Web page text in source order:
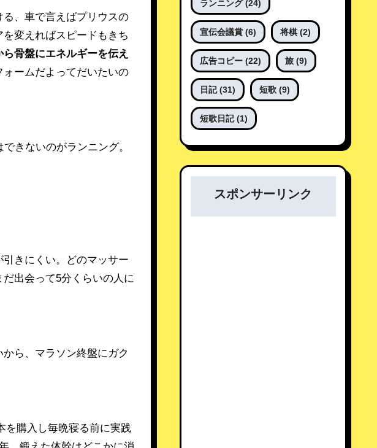
、車で言えばプリウスの
変えればスピードもきち
骨盤にエネルギーを伝え
ームだよってだいたいの
きないのがランニング。
きにくい。どのマッサー
出会って5分くらいの人に
ら、マラソン終盤にガク
を購入し毎晩寝る前に実践
ランニング(24)
宣伝会議賞(6) 将棋(2)
広告コピー(22) 旅(9)
日記(31) 短歌(9)
短歌日記(1)
スポンサーリンク